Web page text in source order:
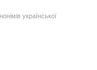
української